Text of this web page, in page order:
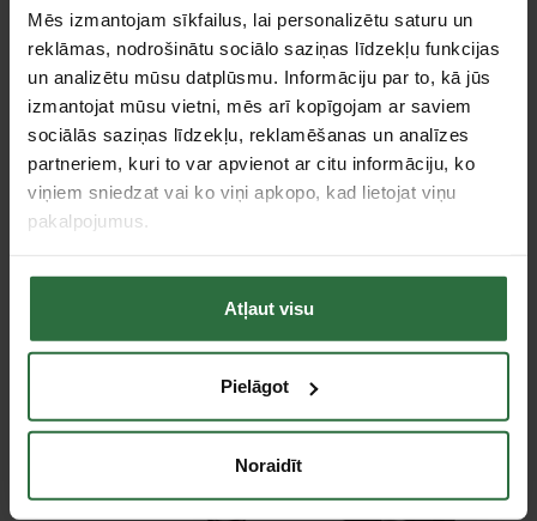
Mēs izmantojam sīkfailus, lai personalizētu saturu un
reklāmas, nodrošinātu sociālo saziņas līdzekļu funkcijas
un analizētu mūsu datplūsmu. Informāciju par to, kā jūs
izmantojat mūsu vietni, mēs arī kopīgojam ar saviem
sociālās saziņas līdzekļu, reklamēšanas un analīzes
partneriem, kuri to var apvienot ar citu informāciju, ko
viņiem sniedzat vai ko viņi apkopo, kad lietojat viņu
pakalpojumus.
Atļaut visu
Pielāgot
Noraidīt
Lādētājs DC18WA
MAKITA 14,4–18 V „G-
series”
Akumulators 14,4V Li-ion
1,5 Ah BL1413G MAKITA
Ir noliktavā